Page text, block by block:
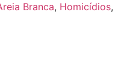
Branca, Homicídios,